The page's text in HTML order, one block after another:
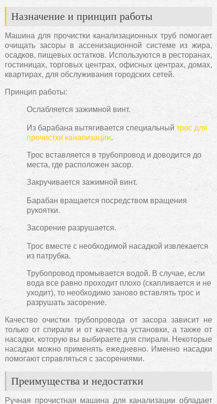
Назначение и принцип работы
Машина для прочистки канализационных труб помогает
очищать засоры в ассенизационной системе из жира,
осадков, пищевых остатков. Используются в ресторанах,
гостиницах, торговых центрах, офисных центрах, домах,
квартирах, для обслуживания городских сетей.
Принцип работы:
Ослабляется зажимной винт.
Из барабана вытягивается специальныйтрос для
прочистки канализации.
Трос вставляется в трубопровод и доводится до
места, где расположен засор.
Закручивается зажимной винт.
Барабан вращается посредством вращения
рукоятки.
Засорение разрушается.
Трос вместе с необходимой насадкой извлекается
из патрубка.
Трубопровод промывается водой. В случае, если
вода все равно проходит плохо (скапливается и не
уходит), то необходимо заново вставлять трос и
разрушать засорение.
Качество очистки трубопровода от засора зависит не
только от спирали и от качества установки, а также от
насадки, которую вы выбираете для спирали. Некоторые
насадки можно применять ежедневно. Именно насадки
помогают справляться с засорениями.
Преимущества и недостатки
Ручная прочистная машина для канализации обладает